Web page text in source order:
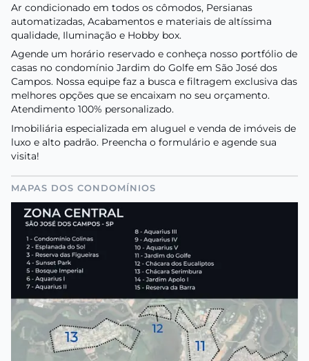
Ar condicionado em todos os cômodos, Persianas
automatizadas, Acabamentos e materiais de altíssima
qualidade, Iluminação e Hobby box.
Agende um horário reservado e conheça nosso portfólio de
casas no condomínio Jardim do Golfe em São José dos
Campos. Nossa equipe faz a busca e filtragem exclusiva das
melhores opções que se encaixam no seu orçamento.
Atendimento 100% personalizado.
Imobiliária especializada em aluguel e venda de imóveis de
luxo e alto padrão. Preencha o formulário e agende sua
visita!
MAPAS DOS CONDOMÍNIOS